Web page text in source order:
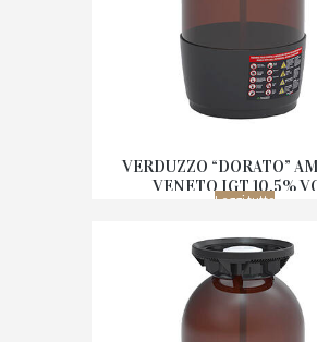
VERDUZZO “DORATO”
VENETO IGT 10,5%
Leggi tutto